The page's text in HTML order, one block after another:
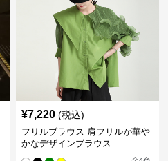
¥7,220 (税込)
フリルブラウス 肩フリルが華や
かなデザインブラウス